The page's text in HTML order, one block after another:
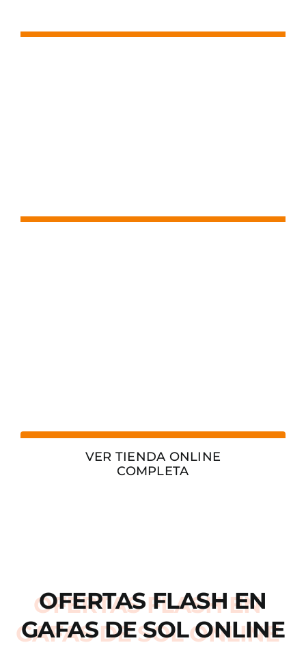
VER TIENDA ONLINE
COMPLETA
OFERTAS FLASH EN
GAFAS DE SOL ONLINE